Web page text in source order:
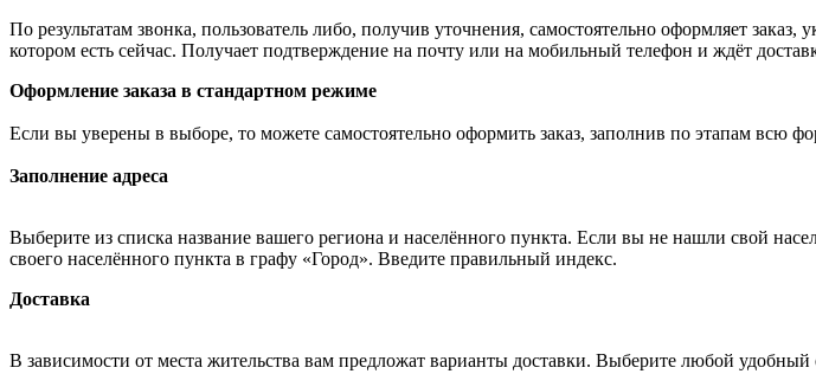
По результатам звонка, пользователь либо, получив уточнения, самостоятельно оформляет
котором есть сейчас. Получает подтверждение на почту или на мобильный телефон и ждёт
Оформление заказа в стандартном режиме
Если вы уверены в выборе, то можете самостоятельно оформить заказ, заполнив по этапам всю
Заполнение адреса
Выберите из списка название вашего региона и населённого пункта. Если вы не нашли свой
своего населённого пункта в графу «Город». Введите правильный индекс.
Доставка
В зависимости от места жительства вам предложат варианты доставки. Выберите любой удобный